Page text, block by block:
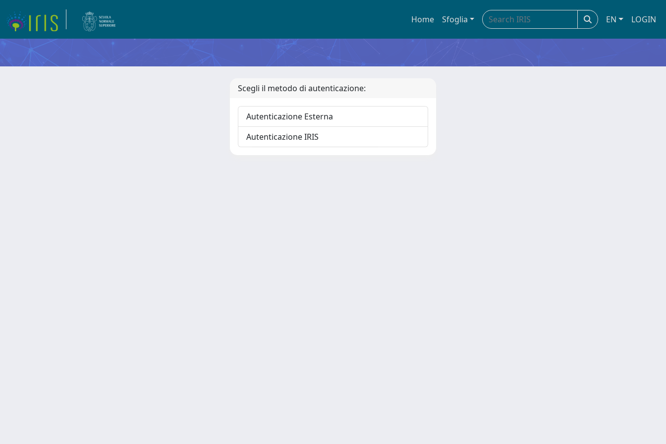
Home Sfoglia EN LOGIN
Scegli il metodo di autenticazione:
Autenticazione Esterna
Autenticazione IRIS